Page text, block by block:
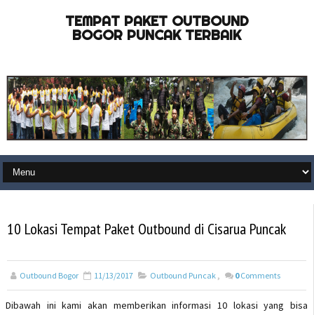
TEMPAT PAKET OUTBOUND
BOGOR PUNCAK TERBAIK
10 Lokasi Tempat Paket Outbound di Cisarua Puncak
Outbound Bogor 11/13/2017 Outbound Puncak , 0 Comments
Dibawah ini kami akan memberikan informasi 10 lokasi yang bisa